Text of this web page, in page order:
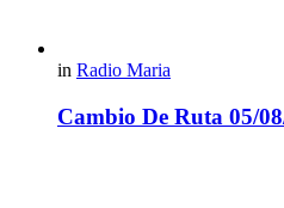
in Radio Maria
Cambio De Ruta 05/